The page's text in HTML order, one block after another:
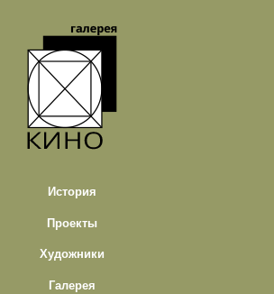
История
Проекты
Художники
Галерея